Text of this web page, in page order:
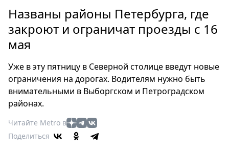
Россия
Мир
Туризм
Мода
Кино
Афиша
Книги
Названы районы Петербурга, где
закроют и ограничат проезды с 16
мая
Уже в эту пятницу в Северной столице введут новые
ограничения на дорогах. Водителям нужно быть
внимательными в Выборгском и Петроградском
районах.
Читайте Metro в
Поделиться